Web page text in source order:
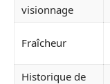
visionnage
Fraîcheur
Historique de